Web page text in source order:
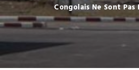
Congolais Ne Sont Pas